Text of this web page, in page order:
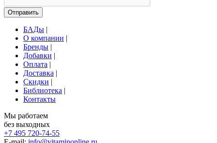
Отправить
БАДы |
О компании |
Бренды |
Добавки |
Оплата |
Доставка |
Скидки |
Библиотека |
Контакты
Мы работаем
без выходных
+7 495 720-74-55